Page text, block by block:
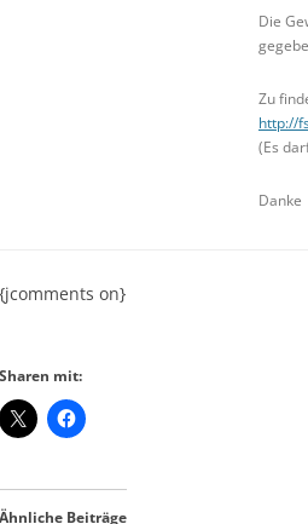
Die
Zu
http://
(Es
Danke
{jcomments on}
Sharen mit:
Ähnliche Beiträge